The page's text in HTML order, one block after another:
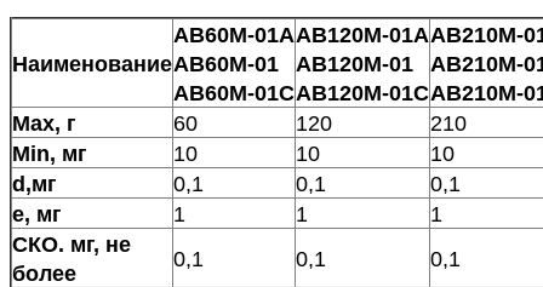
Наименование
AB60М-01A
АВ60М-01
АВ60М-01С
AB120М-01A
АВ120М-01
АВ120М-01С
AB210М-
АВ210М-
АВ210М-
Max, г
60 120
210
Min, мг
10 10
10
d,мг
0,1 0,1
0,1
е, мг
1 1
1
СКО. мг, не
более
0,1 0,1
0,1